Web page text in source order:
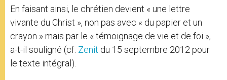
En faisant ainsi, le chrétien devient « une lettre
vivante du Christ », non pas avec « du papier et un
crayon » mais par le « témoignage de vie et de foi »,
a-t-il souligné (cf. Zenit du 15 septembre 2012 pour
le texte intégral).